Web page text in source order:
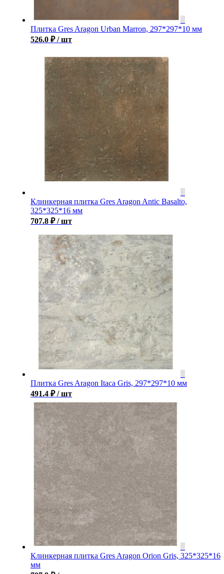
Плитка Gres Aragon Urban Marron, 297*297*10 мм
526.0 ₽ / шт
Клинкерная плитка Gres Aragon Antic Basalto,
325*325*16 мм
707.8 ₽ / шт
Плитка Gres Aragon Itaca Gris, 297*297*10 мм
491.4 ₽ / шт
Клинкерная плитка Gres Aragon Orion Gris, 325*325*16
мм